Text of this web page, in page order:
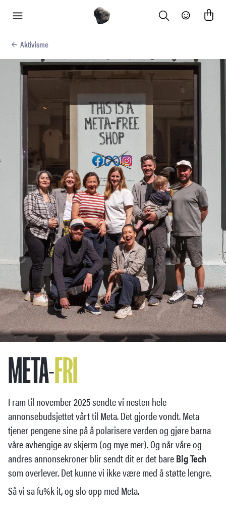
Search Community
Aktivisme
META-FRI
Fram til november 2025 sendte vi nesten hele
annonsebudsjettet vårt til Meta. Det gjorde vondt. Meta
tjener pengene sine på å polarisere verden og gjøre barna
våre avhengige av skjerm (og mye mer). Og når våre og
andres annonsekroner blir sendt dit er det bareBig Tech
som overlever. Det kunne vi ikke være med å støtte lengre.
Så vi sa fu%k it, og slo opp med Meta.